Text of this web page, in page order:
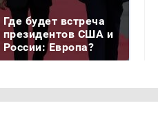
Где будет встреча
президентов США и
России: Европа?